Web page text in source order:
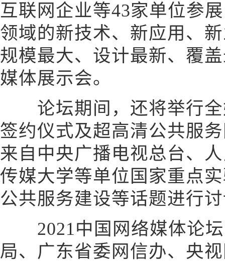
互联网企业等43家单位参
领域的新技术、新应用、
规模最大、设计最新、覆
媒体展示会。
论坛期间，还将举行全
签约仪式及超高清公共服
来自中央广播电视总台、
传媒大学等单位国家重点
公共服务建设等话题进行
2021中国网络媒体论坛
局、广东省委网信办、央